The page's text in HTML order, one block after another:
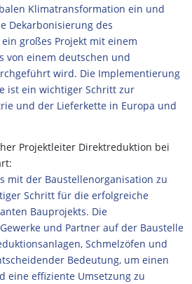
Klimatransformation ein und
Dekarbonisierung des
großes Projekt mit einem
von einem deutschen und
wird. Die Implementierung
ist ein wichtiger Schritt zur
und der Lieferkette in Europa und
Projektleiter Direktreduktion bei
mit der Baustellenorganisation zu
Schritt für die erfolgreiche
Bauprojekts. Die
und Partner auf der Baustelle
Schmelzöfen und
Bedeutung, um einen
eine effiziente Umsetzung zu